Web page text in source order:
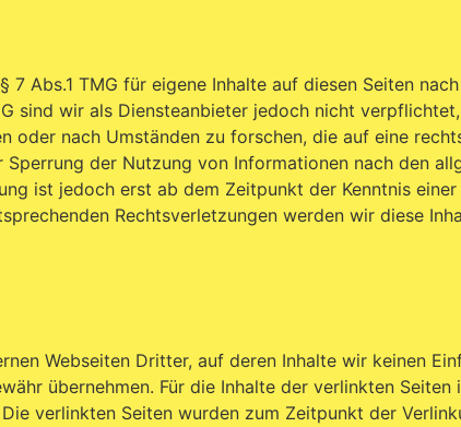
7 Abs.1 TMG für eigene Inhalte auf diesen Seiten
sind wir als Diensteanbieter jedoch nicht
oder nach Umständen zu forschen, die auf eine
der Nutzung von Informationen nach den
ist jedoch erst ab dem Zeitpunkt der Kenntnis
Rechtsverletzungen werden wir diese
Webseiten Dritter, auf deren Inhalte wir keinen
übernehmen. Für die Inhalte der verlinkten
verlinkten Seiten wurden zum Zeitpunkt der